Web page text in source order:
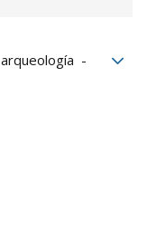
arqueología